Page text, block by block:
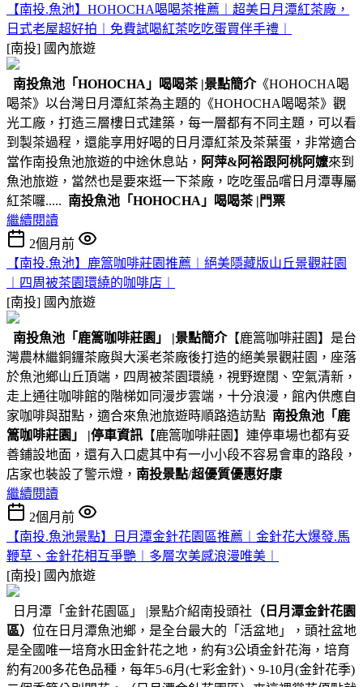
【南投.魚池】HOHOCHA喝喝茶推薦︱超美日月潭紅茶廠，
日式老屋超好拍︱免費試喝紅茶吃吃蛋買伴手禮︱
[南投] 國內旅遊
南投魚池 「HOHOCHA」喝喝茶 |景點簡介《HOHOCHA喝
喝茶》以台灣日月潭紅茶為主題的《HOHOCHA喝喝茶》觀
光工廠，打造三層樓日式建築，每一層都有不同主題，可以看
到製茶過程，還能享用好喝的日月潭紅茶及茶葉蛋，非常適合
當作南投魚池旅遊的中途休息站， 阿萍&阿裕跟阿桃阿嬤來到
魚池旅遊，當然也是要來逛一下茶廠，吃吃蛋品嚐日月潭專屬
紅茶囉..... 南投魚池 「HOHOCHA」喝喝茶 |門票
繼續閱讀
2個月前
【南投.魚池】鹿篙咖啡莊園推薦︱絕美隱藏版山丘景觀莊園
︱四周被茶園環繞的咖啡店︱
[南投] 國內旅遊
南投魚池 「鹿篙咖啡莊園」 |景點簡介【鹿篙咖啡莊園】是台
灣農林繼銅鑼茶廠與大溪老茶廠後打造的絕美景觀莊園，座落
於魚池鄉山丘頂端，四周被茶園環繞，視野遼闊、空氣清新，
走上通往咖啡館的階梯如同漫步雲端，十分浪漫，館內供應自
家咖啡與甜點，適合來魚池旅遊時順路造訪點 南投魚池 「鹿
篙咖啡莊園」
|停車資訊 【鹿篙咖啡莊園】連停車場也都有妥
善鋪設地面，還有入口處其中有一小小段不容易會車的路段，
店家也裝設了警示燈， 南投景點/超優質優惠好康
繼續閱讀
2個月前
【南投.魚池景點】日月潭金針花園區推薦︱金針花大爆發.馬
鞭草、金針花相互爭艷︱多層次美感浪漫唯美︱
[南投] 國內旅遊
日月潭「金針花園區」 |景點介紹南投頭社 （日月潭金針花園
區） 位在日月潭魚池鄉，是全台最大的「活盆地」，頭社盆地
是全國唯一培育水田金針花之地，約有3公頃金針花海，培育
約有200多花色品種，每年5-6月(七彩金針)、9-10月(金針花季)